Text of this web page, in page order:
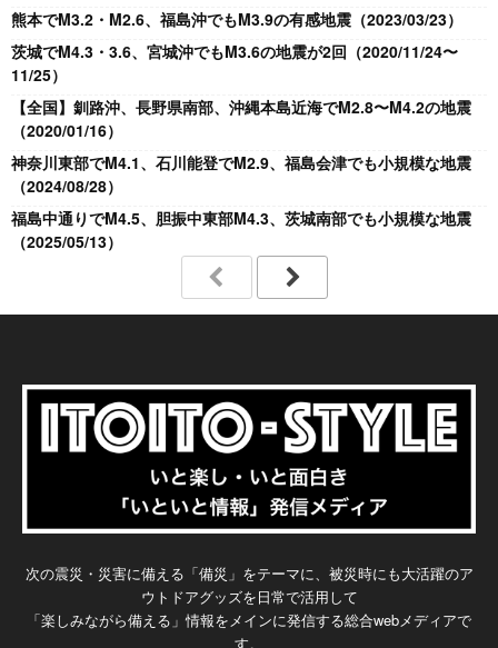
熊本でM3.2・M2.6、福島沖でもM3.9の有感地震（2023/03/23）
茨城でM4.3・3.6、宮城沖でもM3.6の地震が2回（2020/11/24〜
11/25）
【全国】釧路沖、長野県南部、沖縄本島近海でM2.8〜M4.2の地震
（2020/01/16）
神奈川東部でM4.1、石川能登でM2.9、福島会津でも小規模な地震
（2024/08/28）
福島中通りでM4.5、胆振中東部M4.3、茨城南部でも小規模な地震
（2025/05/13）
次の震災・災害に備える「備災」をテーマに、被災時にも大活躍のア
ウトドアグッズを日常で活用して
「楽しみながら備える」情報をメインに発信する総合webメディアで
す。